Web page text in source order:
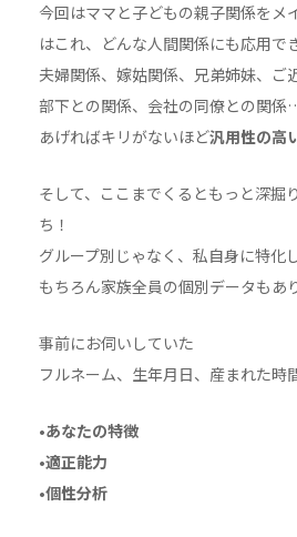
今回はママと子どもの親子関係をメ
はこれ、どんな人間関係にも応用で
夫婦関係、嫁姑関係、兄弟姉妹、ご
部下との関係、会社の同僚との関係
あげればキリがないほど汎用性の高
そして、ここまでくるともっと深掘
ち！
グループ別じゃなく、私自身に特化
もちろん家族全員の個別データもあ
事前にお伺いしていた
フルネーム、生年月日、産まれた時
•あなたの特徴
•適正能力
•個性分析